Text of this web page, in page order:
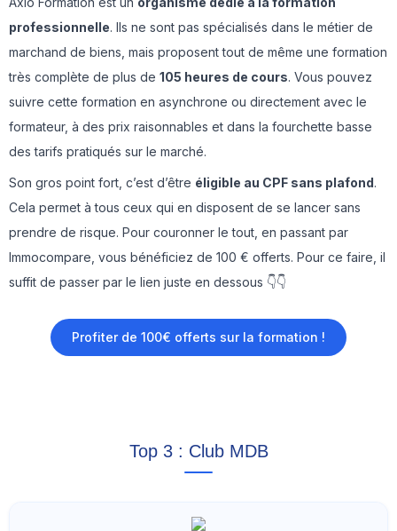
professionnelle. Ils ne sont pas spécialisés dans le métier de
marchand de biens, mais proposent tout de même une formation
très complète de plus de 105 heures de cours. Vous pouvez
suivre cette formation en asynchrone ou directement avec le
formateur, à des prix raisonnables et dans la fourchette basse
des tarifs pratiqués sur le marché.
Son gros point fort, c’est d’être éligible au CPF sans plafond.
Cela permet à tous ceux qui en disposent de se lancer sans
prendre de risque. Pour couronner le tout, en passant par
Immocompare, vous bénéficiez de 100 € offerts. Pour ce faire, il
suffit de passer par le lien juste en dessous 👇👇
Profiter de 100€ offerts sur la formation !
Top 3 : Club MDB